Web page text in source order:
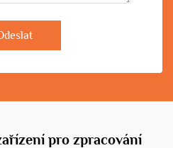
pro zpracování